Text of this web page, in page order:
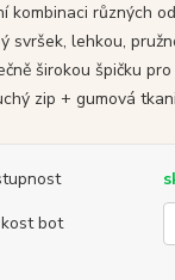
kombinaci různých
svršek, lehkou,
širokou špičku
zip + gumová
bot